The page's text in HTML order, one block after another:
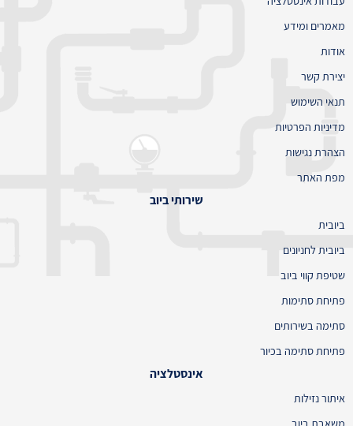
מאמרים ומידע
אודות
יצירת קשר
תנאי השימוש
מדיניות הפרטיות
הצהרת נגישות
מפת האתר
שירותי ביוב
ביובית
ביובית לחניונים
שטיפת קווי ביוב
פתיחת סתימות
סתימה בשירותים
פתיחת סתימה בכיור
אינסטלציה
איתור נזילות